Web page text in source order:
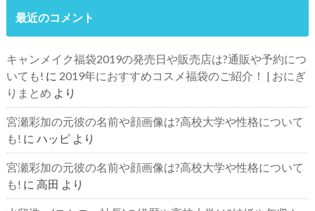
最近のコメント
キャンメイク福袋2019の発売日や販売店は?通販や予約につ
いても! に 2019年におすすめコスメ福袋のご紹介！ | おにぎ
りまとめ より
宮瀬彩加の元彼の名前や顔画像は?高校大学や性格について
も! に ハッピより
宮瀬彩加の元彼の名前や顔画像は?高校大学や性格について
も! に 高田 より